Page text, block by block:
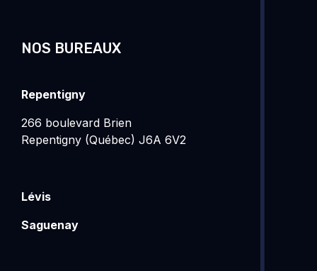
NOS BUREAUX
Repentigny
266 boulevard Brien
Repentigny (Québec) J6A 6V2
Lévis
Saguenay